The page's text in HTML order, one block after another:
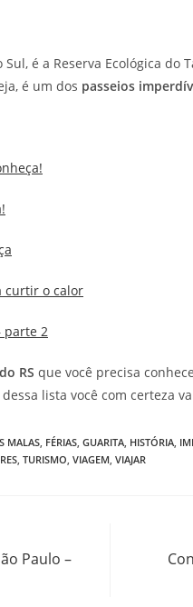
é a Reserva Ecológica
é um dos passeios
curtir o calor
parte 2
RS que você precisa
lista você com certeza
MALAS FÉRIAS GUARITA HISTÓRIA
TURISMO VIAGEM VIAJAR
Paulo –